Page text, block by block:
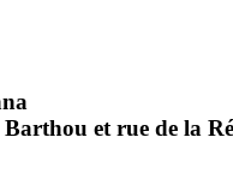
et rue de la